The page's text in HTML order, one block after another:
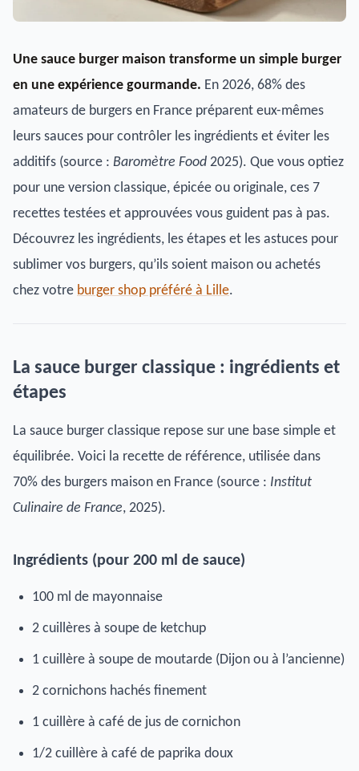
Une sauce burger maison transforme un simple burger
en une expérience gourmande. En 2026, 68% des
amateurs de burgers en France préparent eux-mêmes
leurs sauces pour contrôler les ingrédients et éviter les
additifs (source : Baromètre Food 2025). Que vous optiez
pour une version classique, épicée ou originale, ces 7
recettes testées et approuvées vous guident pas à pas.
Découvrez les ingrédients, les étapes et les astuces pour
sublimer vos burgers, qu’ils soient maison ou achetés
chez votre burger shop préféré à Lille.
La sauce burger classique : ingrédients et
étapes
La sauce burger classique repose sur une base simple et
équilibrée. Voici la recette de référence, utilisée dans
70% des burgers maison en France (source : Institut
Culinaire de France, 2025).
Ingrédients (pour 200 ml de sauce)
100 ml de mayonnaise
2 cuillères à soupe de ketchup
1 cuillère à soupe de moutarde (Dijon ou à l’ancienne)
2 cornichons hachés finement
1 cuillère à café de jus de cornichon
1/2 cuillère à café de paprika doux